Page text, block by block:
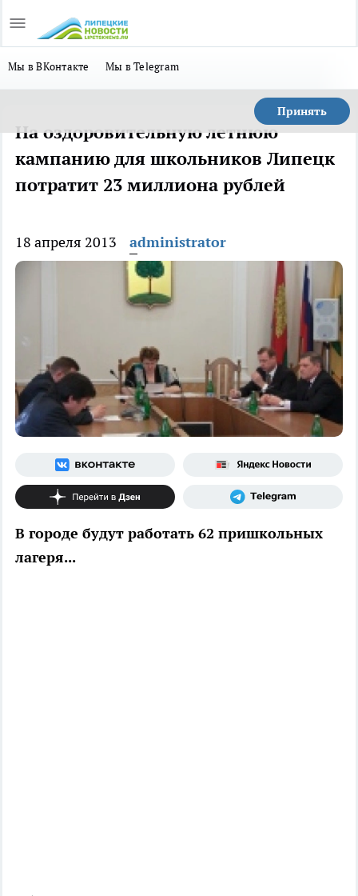
Мы в ВКонтакте Мы в Telegram
Принять
На оздоровительную летнюю
кампанию для школьников Липецк
потратит 23 миллиона рублей
18 апреля 2013 administrator
В городе будут работать 62 пришкольных
лагеря...